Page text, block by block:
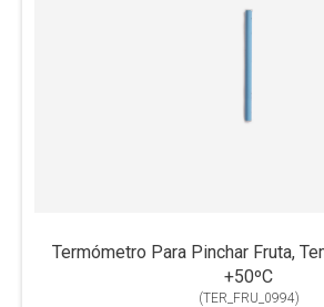
Termómetro Para Pinchar Fruta,
+50ºC
(TER_FRU_0994)